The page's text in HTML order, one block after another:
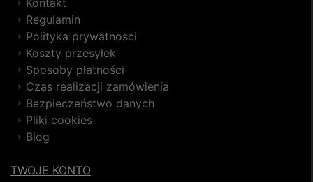
Kontakt
Regulamin
Polityka prywatnosci
Koszty przesyłek
Sposoby płatności
Czas realizacji zamówienia
Bezpieczeństwo danych
Pliki cookies
Blog
TWOJE KONTO